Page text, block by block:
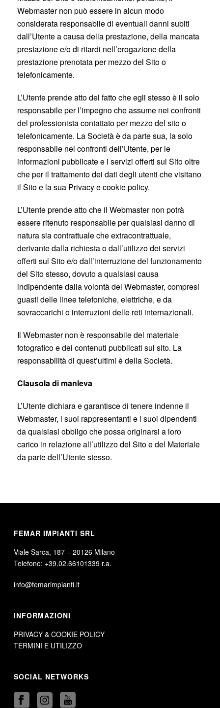
Webmaster non può essere in alcun modo
considerata responsabile di eventuali danni subiti
dall’Utente a causa della prestazione, della mancata
prestazione e/o di ritardi nell’erogazione della
prestazione prenotata per mezzo del Sito o
telefonicamente.
L’Utente prende atto del fatto che egli stesso è il solo
responsabile per l’impegno che assume nei confronti
del professionista contattato per mezzo del sito o
telefonicamente. La Società è da parte sua, la solo
responsabile nei confronti dell’Utente, per le
informazioni pubblicate e i servizi offerti sul Sito oltre
che per il trattamento dei dati degli utenti che visitano
il Sito e la sua Privacy e cookie policy.
L’Utente prende atto che il Webmaster non potrà
essere ritenuto responsabile per qualsiasi danno di
natura sia contrattuale che extracontrattuale,
derivante dalla richiesta o dall’utilizzo dei servizi
offerti sul Sito e/o dall’interruzione del funzionamento
del Sito stesso, dovuto a qualsiasi causa
indipendente dalla volontà del Webmaster, compresi
guasti delle linee telefoniche, elettriche, e da
sovraccarichi o interruzioni delle reti internazionali.
Il Webmaster non è responsabile del materiale
fotografico e dei contenuti pubblicati sul sito. La
responsabilità di quest’ultimi è della Società.
Clausola di manleva
L’Utente dichiara e garantisce di tenere indenne il
Webmaster, i suoi rappresentanti e i suoi dipendenti
da qualsiasi obbligo che possa originarsi a loro
carico in relazione all’utilizzo del Sito e del Materiale
da parte dell’Utente stesso.
FEMAR IMPIANTI SRL
Viale Sarca, 187 – 20126 Milano
Telefono: +39.02.66101339 r.a.
info@femarimpianti.it
INFORMAZIONI
PRIVACY & COOKIE POLICY
TERMINI E UTILIZZO
SOCIAL NETWORKS